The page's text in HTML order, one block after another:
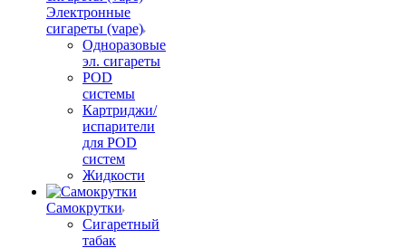
Электронные
сигареты (vape)
Одноразовые
эл. сигареты
POD
системы
Картриджи/
испарители
для POD
систем
Жидкости
Самокрутки
Сигаретный
табак